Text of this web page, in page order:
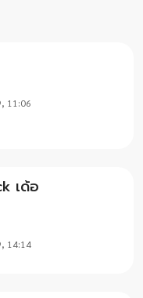
11:06
เด้อ
14:14